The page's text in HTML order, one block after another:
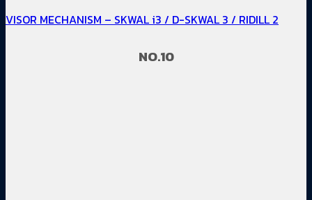
VISOR MECHANISM – SKWAL i3 / D-SKWAL 3 / RIDILL 2
NO.10